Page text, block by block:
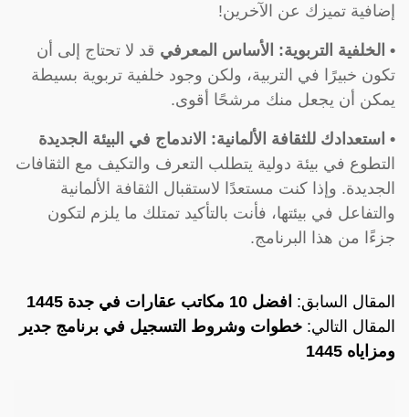
إضافية تميزك عن الآخرين!
• الخلفية التربوية: الأساس المعرفي قد لا تحتاج إلى أن
تكون خبيرًا في التربية، ولكن وجود خلفية تربوية بسيطة
يمكن أن يجعل منك مرشحًا أقوى.
• استعدادك للثقافة الألمانية: الاندماج في البيئة الجديدة
التطوع في بيئة دولية يتطلب التعرف والتكيف مع الثقافات
الجديدة. وإذا كنت مستعدًا لاستقبال الثقافة الألمانية
والتفاعل في بيئتها، فأنت بالتأكيد تمتلك ما يلزم لتكون
جزءًا من هذا البرنامج.
المقال السابق: افضل 10 مكاتب عقارات في جدة 1445
المقال التالي: خطوات وشروط التسجيل في برنامج جدير
ومزاياه 1445